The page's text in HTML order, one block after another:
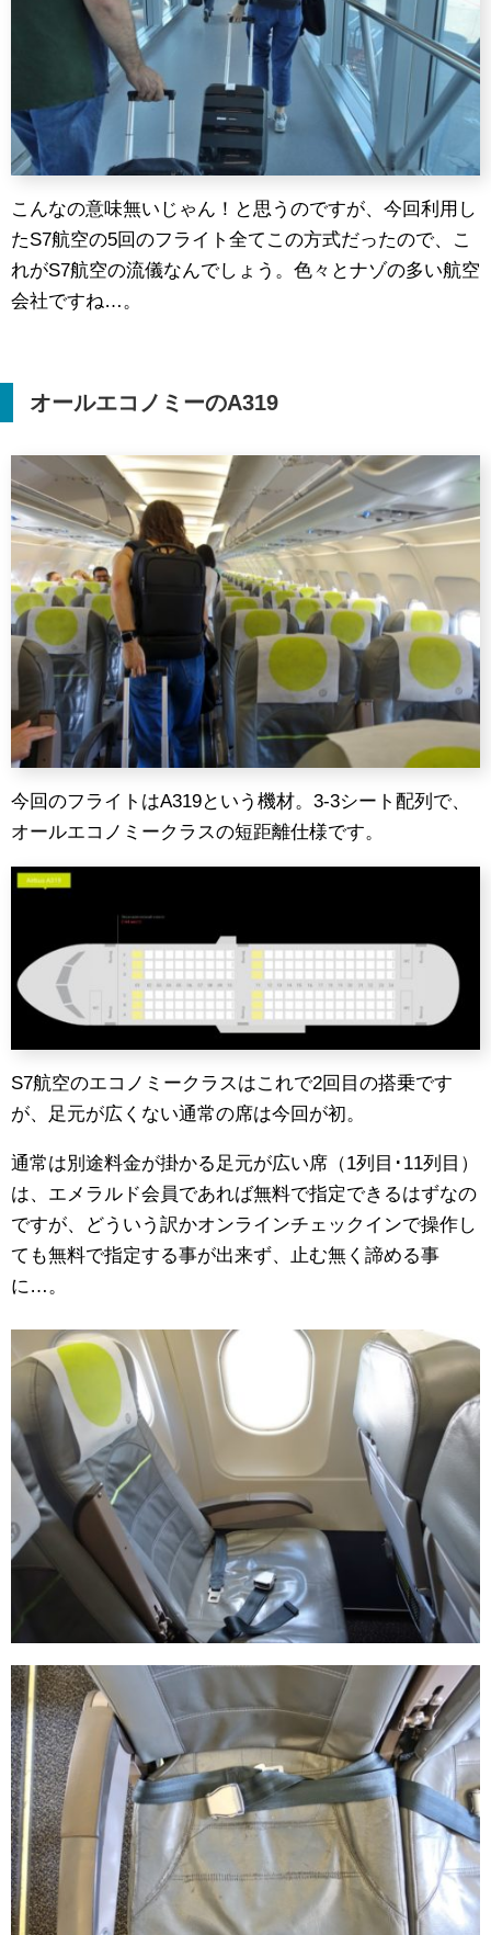
こんなの意味無いじゃん！と思うのですが、今回利用し
たS7航空の5回のフライト全てこの方式だったので、こ
れがS7航空の流儀なんでしょう。色々とナゾの多い航空
会社ですね…。
オールエコノミーのA319
今回のフライトはA319という機材。3-3シート配列で、
オールエコノミークラスの短距離仕様です。
S7航空のエコノミークラスはこれで2回目の搭乗です
が、足元が広くない通常の席は今回が初。
通常は別途料金が掛かる足元が広い席（1列目･11列目）
は、エメラルド会員であれば無料で指定できるはずなの
ですが、どういう訳かオンラインチェックインで操作し
ても無料で指定する事が出来ず、止む無く諦める事
に…。